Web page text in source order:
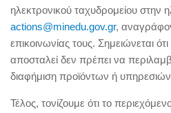
ηλεκτρονικού ταχυδρομείου στην
actions@minedu.gov.gr,
επικοινωνίας τους. Σημειώνεται
αποσταλεί δεν πρέπει να
διαφήμιση προϊόντων ή
Τέλος, τονίζουμε ότι το